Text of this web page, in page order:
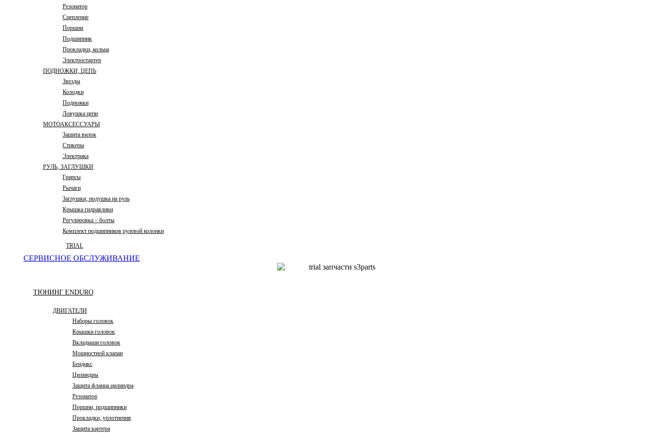
Резонатор
Сцепление
Поршни
Подшипник
Прокладки, кольца
Электростартер
ПОДНОЖКИ, ЦЕПЬ
Звезды
Колодки
Подножки
Ловушка цепи
МОТОАКСЕССУАРЫ
Защита вилок
Стикеры
Электрика
РУЛЬ, ЗАГЛУШКИ
Грипсы
Рычаги
Заглушки, подушка на руль
Крышка гидравлики
Регулировка – болты
Комплект подшипников рулевой колонки
TRIAL
СЕРВИСНОЕ ОБСЛУЖИВАНИЕ
ТЮНИНГ ENDURO
ДВИГАТЕЛИ
Наборы головок
Крышки головок
Вкладыши головок
Мощностной клапан
Бендикс
Цилиндры
Защита фланца цилиндра
Резонатор
Поршни, подшипники
Прокладки, уплотнения
Защита картера